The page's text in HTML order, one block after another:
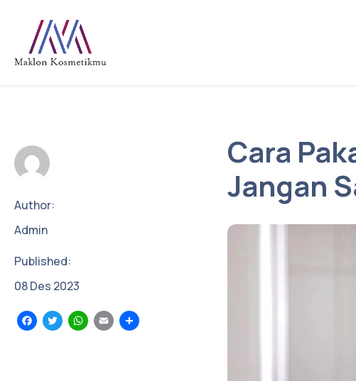
Author:
Admin
Published:
08Des 2023
Facebook
TwitterWhatsApp
Email
Cara
Jangan